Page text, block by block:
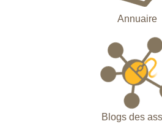
Annuaire
Blogs des